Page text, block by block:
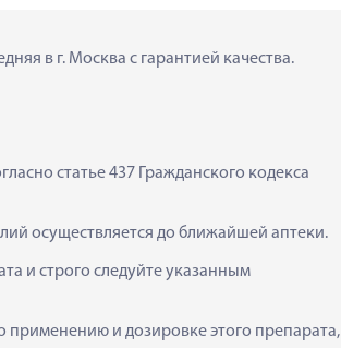
в г. Москва с гарантией качества.
статье 437 Гражданского кодекса
осуществляется до ближайшей аптеки.
и строго следуйте указанным
применению и дозировке этого препарата,